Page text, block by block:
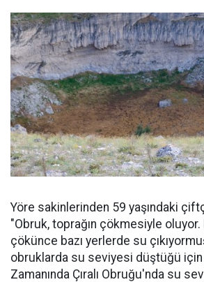
Yöre sakinlerinden 59 yaşındaki
"Obruk, toprağın çökmesiyle
çökünce bazı yerlerde su
obruklarda su seviyesi düştüğü için
Zamanında Çıralı Obruğu'nda su